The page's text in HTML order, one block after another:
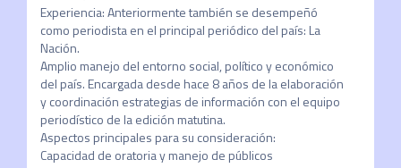
Experiencia: Anteriormente también se desempeñó
como periodista en el principal periódico del país: La
Nación.
Amplio manejo del entorno social, político y económico
del país. Encargada desde hace 8 años de la elaboración
y coordinación estrategias de información con el equipo
periodístico de la edición matutina.
Aspectos principales para su consideración:
Capacidad de oratoria y manejo de públicos